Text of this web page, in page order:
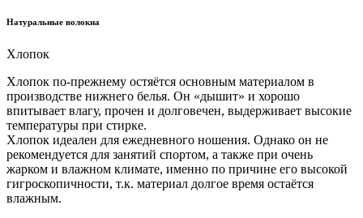
Натуральные волокна
Хлопок
Хлопок по-прежнему остяётся основным материалом в
производстве нижнего белья. Он «дышит» и хорошо
впитывает влагу, прочен и долговечен, выдерживает высокие
температуры при стирке.
Хлопок идеален для ежедневного ношения. Однако он не
рекомендуется для занятий спортом, а также при очень
жарком и влажном климате, именно по причине его высокой
гигроскопичности, т.к. материал долгое время остаётся
влажным.